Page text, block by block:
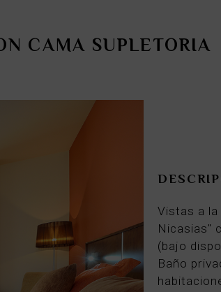
CAMA SUPLETORIA
Vistas a la
Nicasias"
(bajo
Baño